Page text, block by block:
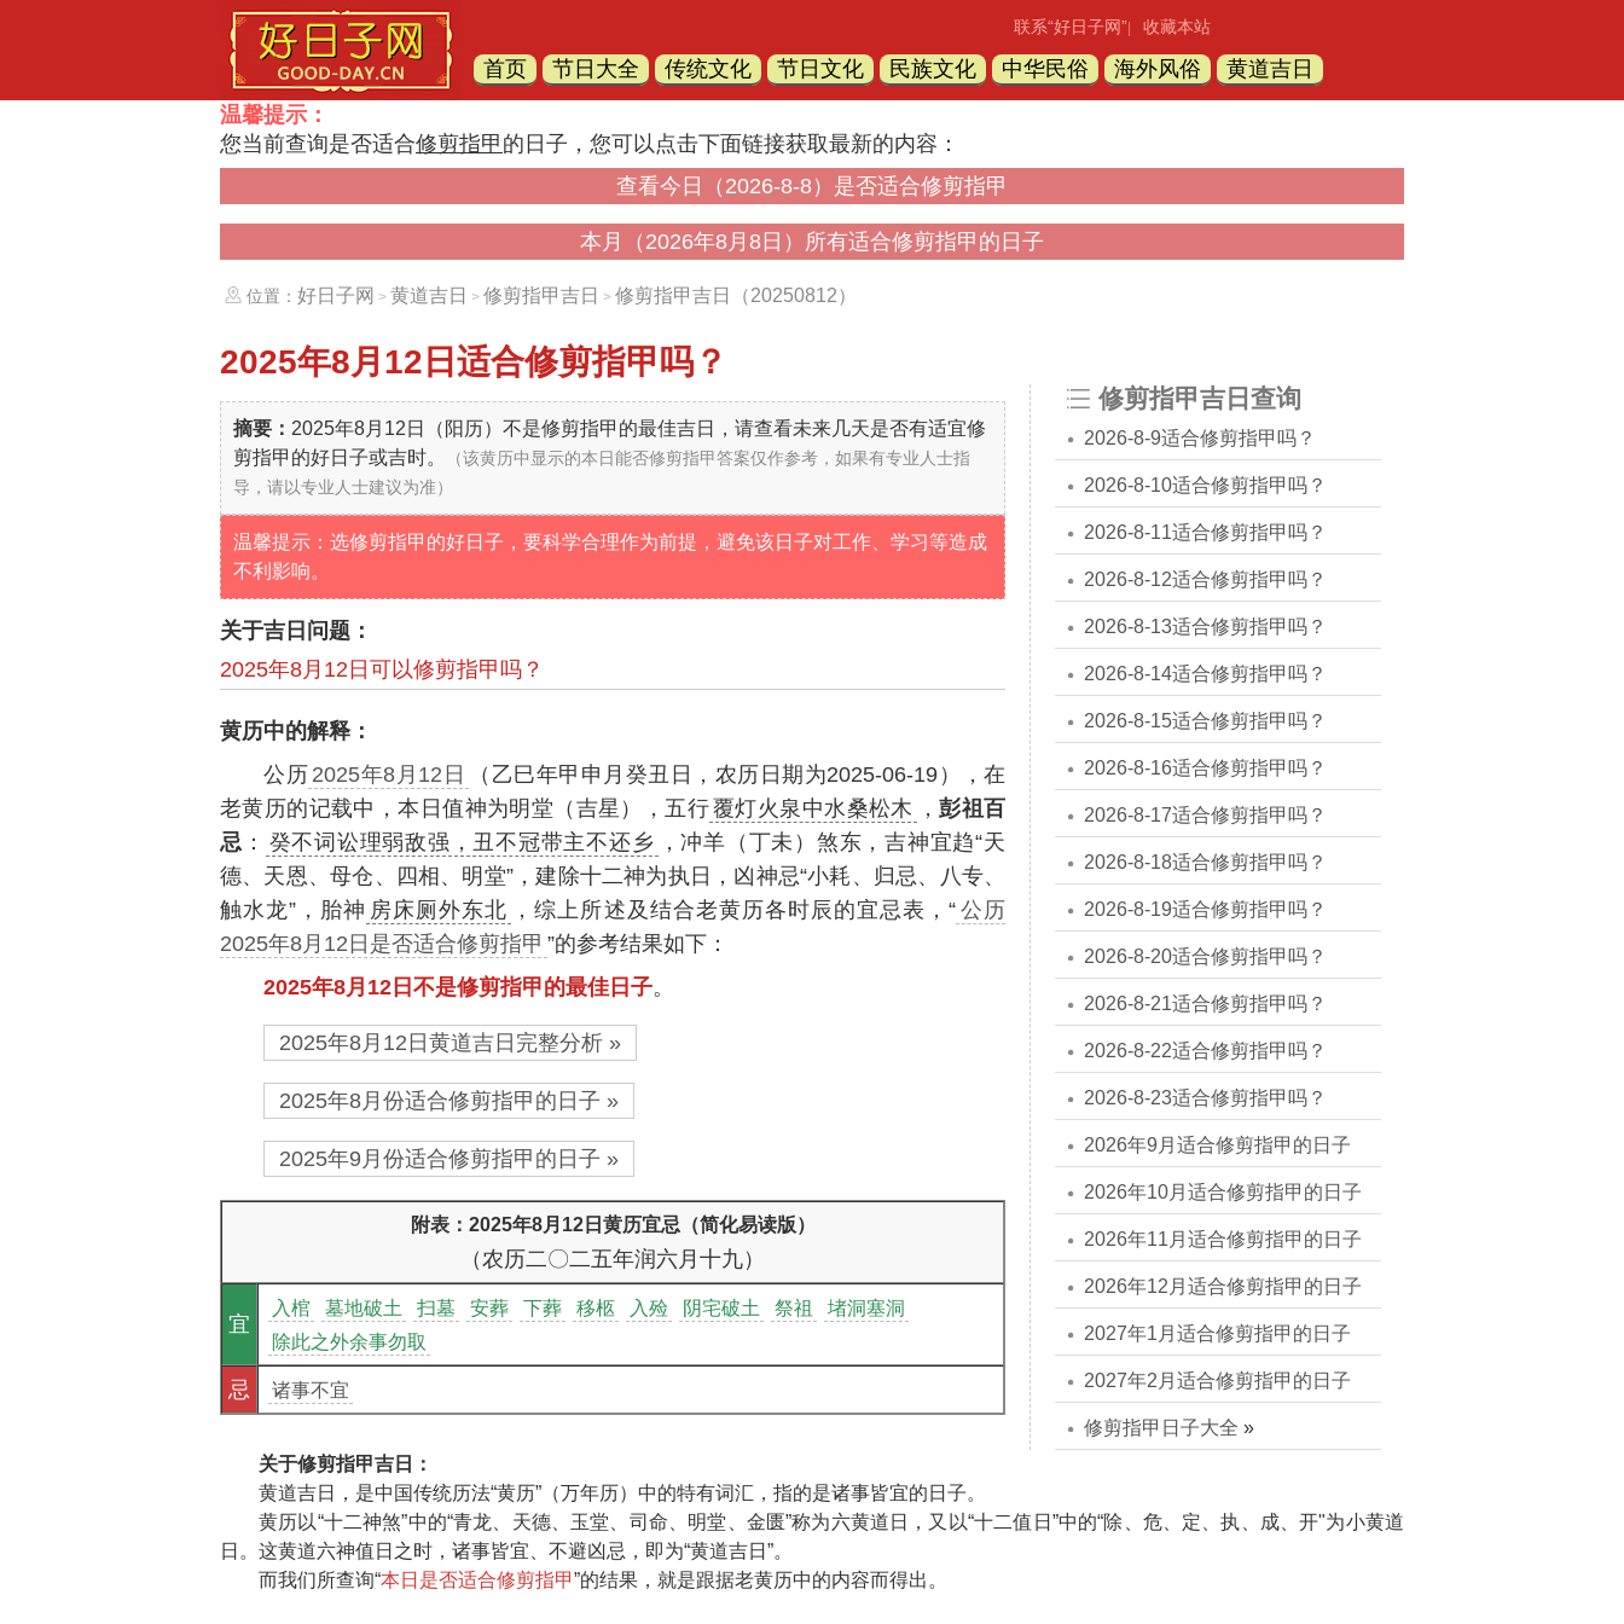
联系“好日子网” 收藏本站
首页 节日大全 传统文化 节日文化 民族文化 中华民俗 海外风俗
黄道吉日
温馨提示：
您当前查询是否适合修剪指甲 的日子，您可以点击下面链接获取最新的内容：
查看今日（2026-8-8）是否适合修剪指甲
本月（2026年8月8日）所有适合修剪指甲的日子
位置： 好日子网 > 黄道吉日 > 修剪指甲吉日 > 修剪指甲吉日（20250812）
2025年8月12日 适合修剪指甲吗？
摘要： 2025年8月12日（阳历）不是修剪指甲的最佳吉日，请查看未来几天是否有适宜修
剪指甲的好日子或吉时。
（该黄历中显示的本日能否修剪指甲答案仅作参考，如果有专业人士指
导，请以专业人士建议为准）
温馨提示：选修剪指甲的好日子，要科学合理作为前提，避免该日子对工作、学习等造成
不利影响。
关于吉日问题：
2025年8月12日可以修剪指甲吗？
黄历中的解释：
公历 2025年8月12日
（乙巳年甲申月癸丑日，农历日期为2025-06-19），在
老黄历的记载中，本日值神为明堂（吉星），五行覆灯火泉中水桑松木 ，彭祖百
忌 ： 癸不词讼理弱敌强，丑不冠带主不还乡
，冲羊（丁未）煞东，吉神宜趋“天
德、天恩、母仓、四相、明堂”，建除十二神为执日，凶神忌“小耗、归忌、八专、
触水龙”，胎神 房床厕外东北 ，综上所述及结合老黄历各时辰的宜忌表，“ 公历
2025年8月12日是否适合修剪指甲 ”的参考结果如下：
2025年8月12日不是修剪指甲的最佳日子。
2025年8月12日黄道吉日完整分析 »
2025年8月份适合修剪指甲的日子 »
2025年9月份适合修剪指甲的日子 »
附表：2025年8月12日黄历宜忌（简化易读版）
（农历二〇二五年润六月十九）
宜
入棺 墓地破土 扫墓 安葬 下葬 移柩 入殓 阴宅破土 祭祖
堵洞塞洞
除此之外余事勿取
忌
诸事不宜
修剪指甲吉日查询
2026-8-9适合修剪指甲吗？
2026-8-10适合修剪指甲吗？
2026-8-11适合修剪指甲吗？
2026-8-12适合修剪指甲吗？
2026-8-13适合修剪指甲吗？
2026-8-14适合修剪指甲吗？
2026-8-15适合修剪指甲吗？
2026-8-16适合修剪指甲吗？
2026-8-17适合修剪指甲吗？
2026-8-18适合修剪指甲吗？
2026-8-19适合修剪指甲吗？
2026-8-20适合修剪指甲吗？
2026-8-21适合修剪指甲吗？
2026-8-22适合修剪指甲吗？
2026-8-23适合修剪指甲吗？
2026年9月适合修剪指甲的日子
2026年10月适合修剪指甲的日子
2026年11月适合修剪指甲的日子
2026年12月适合修剪指甲的日子
2027年1月适合修剪指甲的日子
2027年2月适合修剪指甲的日子
修剪指甲日子大全 »
关于修剪指甲吉日：
黄道吉日，是中国传统历法“黄历”（万年历）中的特有词汇，指的是诸事皆宜的日子。
黄历以“十二神煞”中的“青龙、天德、玉堂、司命、明堂、金匮”称为六黄道日，又以“十二值日”中的“除、危、定、执、成、开"为小黄道
日。这黄道六神值日之时，诸事皆宜、不避凶忌，即为“黄道吉日”。
而我们所查询“本日是否适合修剪指甲”的结果，就是跟据老黄历中的内容而得出。